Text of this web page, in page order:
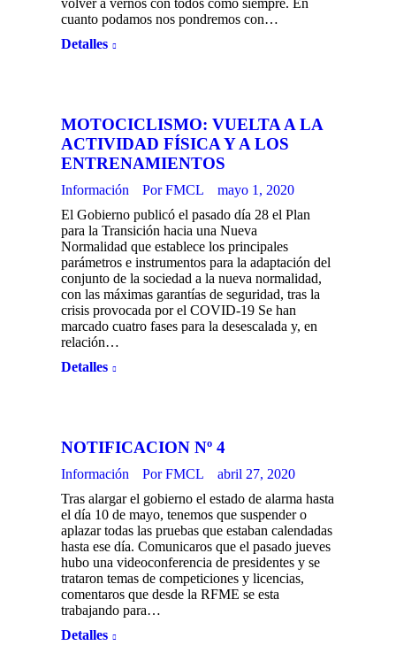
volver a vernos con todos como siempre. En
cuanto podamos nos pondremos con…
Detalles
MOTOCICLISMO: VUELTA A LA
ACTIVIDAD FÍSICA Y A LOS
ENTRENAMIENTOS
Información PorFMCL
mayo 1, 2020
El Gobierno publicó el pasado día 28 el Plan
para la Transición hacia una Nueva
Normalidad que establece los principales
parámetros e instrumentos para la adaptación del
conjunto de la sociedad a la nueva normalidad,
con las máximas garantías de seguridad, tras la
crisis provocada por el COVID-19 Se han
marcado cuatro fases para la desescalada y, en
relación…
Detalles
NOTIFICACION Nº 4
Información PorFMCL
abril 27, 2020
Tras alargar el gobierno el estado de alarma hasta
el día 10 de mayo, tenemos que suspender o
aplazar todas las pruebas que estaban calendadas
hasta ese día. Comunicaros que el pasado jueves
hubo una videoconferencia de presidentes y se
trataron temas de competiciones y licencias,
comentaros que desde la RFME se esta
trabajando para…
Detalles